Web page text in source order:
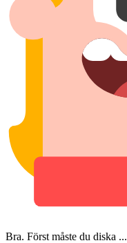
Bra. Först måste du diska ...